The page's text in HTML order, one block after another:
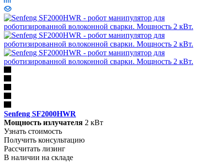
Senfeng SF2000HWR
Мощность излучателя 2 кВт
Узнать стоимость
Получить консультацию
Рассчитать лизинг
В наличии на складе